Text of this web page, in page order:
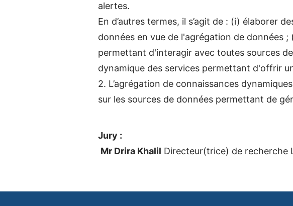
alertes.
En d’autres termes, il s’agit de : (i) élaborer
données en vue de l'agrégation de données
permettant d'interagir avec toutes sources
dynamique des services permettant d'offrir
2. L’agrégation de connaissances
sur les sources de données permettant de
Jury :
Mr Drira Khalil Directeur(trice) de recherche